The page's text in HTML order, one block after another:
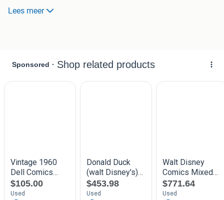
verzamelaar of liefhebber. Een mooie toevoeging aan elke
Disney collectie.
Lees meer